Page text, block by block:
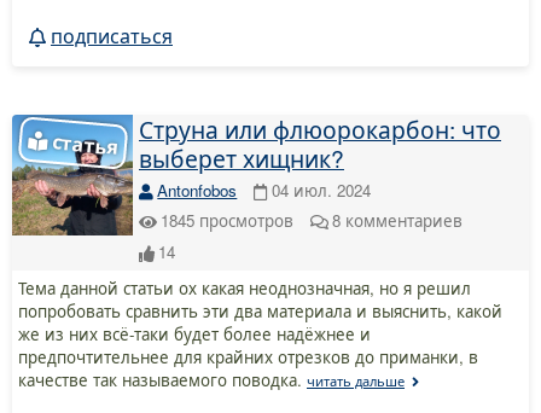
подписаться
Струна или флюорокарбон: что
выберет хищник?
Antonfobos
04 июл. 2024
1845 просмотров 8 комментариев
14
Тема данной статьи ох какая неоднозначная, но я решил
попробовать сравнить эти два материала и выяснить, какой
же из них всё-таки будет более надёжнее и
предпочтительнее для крайних отрезков до приманки, в
качестве так называемого поводка. читать дальше